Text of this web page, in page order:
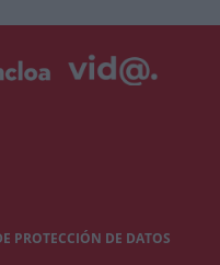
PROTECCIÓN DE DATOS